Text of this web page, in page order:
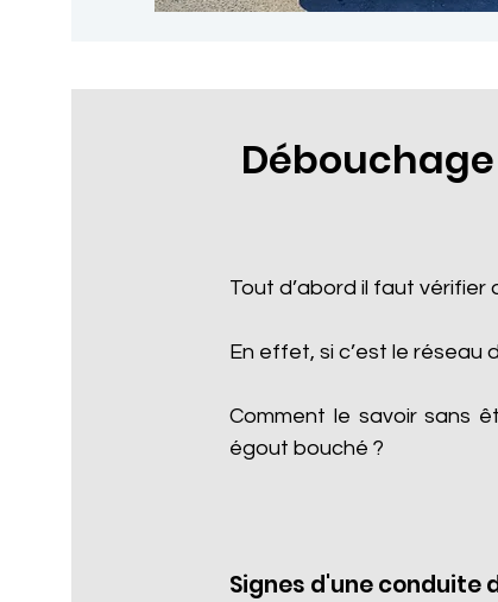
Tout d’abord il faut vérifier
En effet, si c’est le réseau
Comment le savoir sans
égout bouché ?
Signes d'une conduite